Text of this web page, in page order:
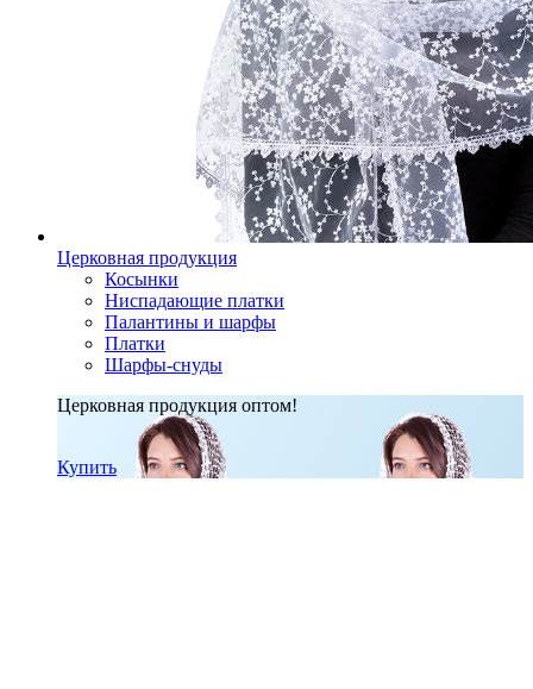
Церковная продукция
Косынки
Ниспадающие платки
Палантины и шарфы
Платки
Шарфы-снуды
Церковная продукция оптом!
Купить